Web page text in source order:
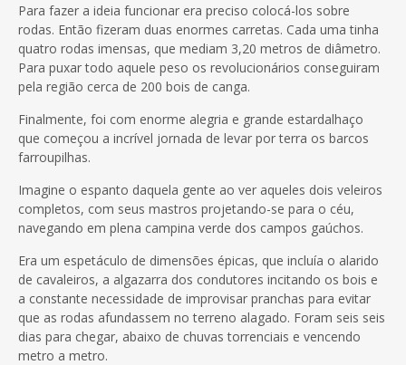
Para fazer a ideia funcionar era preciso colocá-los sobre
rodas. Então fizeram duas enormes carretas. Cada uma tinha
quatro rodas imensas, que mediam 3,20 metros de diâmetro.
Para puxar todo aquele peso os revolucionários conseguiram
pela região cerca de 200 bois de canga.
Finalmente, foi com enorme alegria e grande estardalhaço
que começou a incrível jornada de levar por terra os barcos
farroupilhas.
Imagine o espanto daquela gente ao ver aqueles dois veleiros
completos, com seus mastros projetando-se para o céu,
navegando em plena campina verde dos campos gaúchos.
Era um espetáculo de dimensões épicas, que incluía o alarido
de cavaleiros, a algazarra dos condutores incitando os bois e
a constante necessidade de improvisar pranchas para evitar
que as rodas afundassem no terreno alagado. Foram seis seis
dias para chegar, abaixo de chuvas torrenciais e vencendo
metro a metro.